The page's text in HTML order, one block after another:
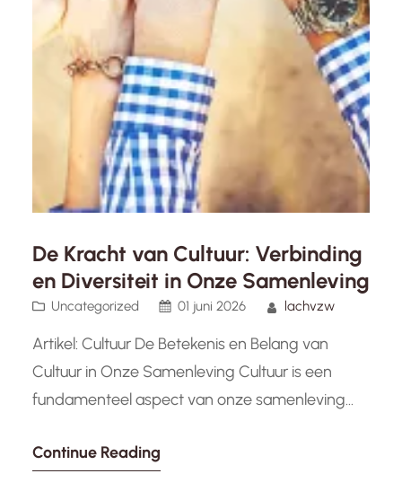
De Kracht van Cultuur: Verbinding
en Diversiteit in Onze Samenleving
Uncategorized 01 juni 2026 lachvzw
Artikel: Cultuur De Betekenis en Belang van
Cultuur in Onze Samenleving Cultuur is een
fundamenteel aspect van onze samenleving
communiceren vormgeeft. Het omvat een
Continue Reading